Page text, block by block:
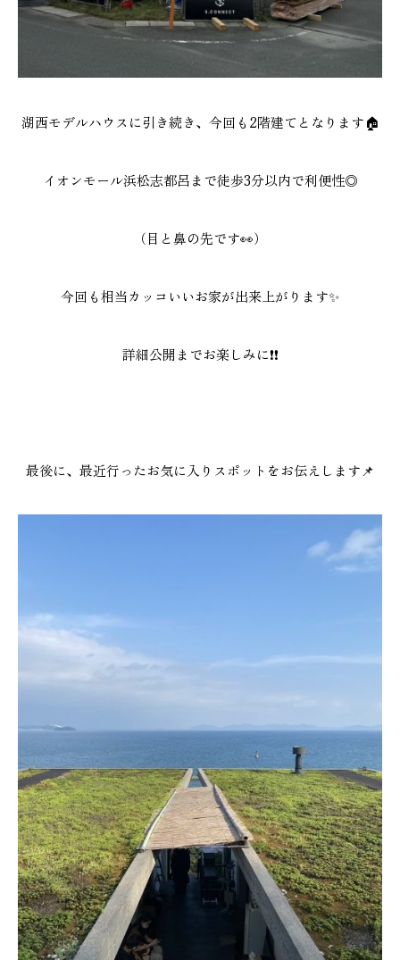
湖西モデルハウスに引き続き、今回も2階建てとなります🏠
イオンモール浜松志都呂まで徒歩3分以内で利便性◎
（目と鼻の先です👀）
今回も相当カッコいいお家が出来上がります✨
詳細公開までお楽しみに❗❗
最後に、最近行ったお気に入りスポットをお伝えします📌